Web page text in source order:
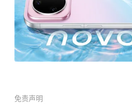
免责声明